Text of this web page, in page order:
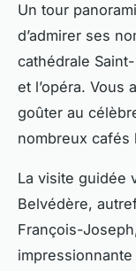
Un tour
d’admirer ses
cathédrale
et l’opéra. Vous
goûter au
nombreux cafés
La visite guidée
Belvédère,
François-